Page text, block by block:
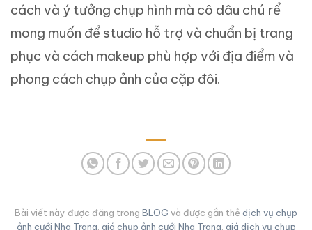
cách và ý tưởng chụp hình mà cô dâu chú rể
mong muốn để studio hỗ trợ và chuẩn bị trang
phục và cách makeup phù hợp với địa điểm và
phong cách chụp ảnh của cặp đôi.
Bài viết này được đăng trong BLOG và được gắn thẻ dịch vụ chụp
ảnh cưới Nha Trang, giá chụp ảnh cưới Nha Trang, giá dịch vụ chụp